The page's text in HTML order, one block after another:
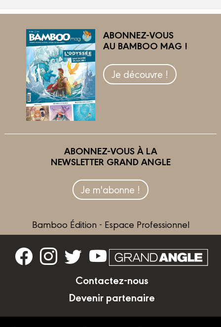
ABONNEZ-VOUS
AU BAMBOO MAG !
Je découvre !
ABONNEZ-VOUS À LA
NEWSLETTER GRAND ANGLE
Je m'abonne !
Bamboo Édition - Espace Professionnel
Contactez-nous
Devenir partenaire